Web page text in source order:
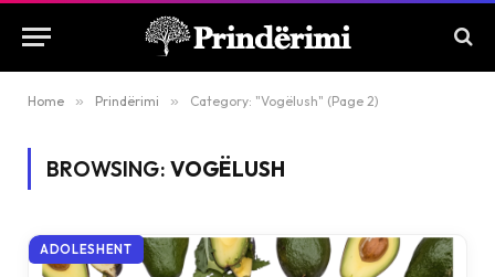
Home » Prindërimi » Category: "Vogëlush" (Page 2)
BROWSING: VOGËLUSH
ADOLESHENT